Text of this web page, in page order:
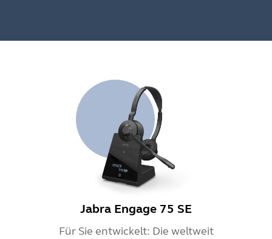
Jabra Engage 75 SE
Für Sie entwickelt: Die weltweit